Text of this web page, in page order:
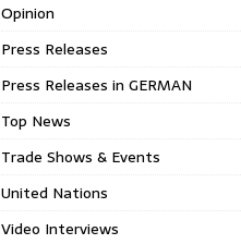
Opinion
Press Releases
Press Releases in GERMAN
Top News
Trade Shows & Events
United Nations
Video Interviews